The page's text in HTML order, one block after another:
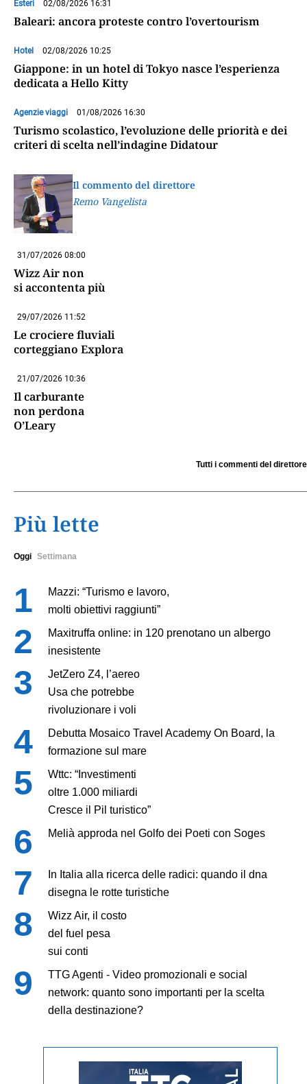
Esteri 02/08/2026 16:31
Baleari: ancora proteste contro l’overtourism
Hotel 02/08/2026 10:25
Giappone: in un hotel di Tokyo nasce l’esperienza
dedicata a Hello Kitty
Agenzie viaggi 01/08/2026 16:30
Turismo scolastico, l’evoluzione delle priorità e dei
criteri di scelta nell’indagine Didatour
Il commento del direttore
Remo Vangelista
31/07/2026 08:00
Wizz Air non
si accontenta più
29/07/2026 11:52
Le crociere fluviali
corteggiano Explora
21/07/2026 10:36
Il carburante
non perdona
O’Leary
Tutti i commenti del direttore
Più lette
Oggi Settimana
Mazzi: “Turismo e lavoro,
molti obiettivi raggiunti”
Maxitruffa online: in 120 prenotano un albergo
inesistente
JetZero Z4, l’aereo
Usa che potrebbe
rivoluzionare i voli
Debutta Mosaico Travel Academy On Board, la
formazione sul mare
Wttc: “Investimenti
oltre 1.000 miliardi
Cresce il Pil turistico”
Melià approda nel Golfo dei Poeti con Soges
In Italia alla ricerca delle radici: quando il dna
disegna le rotte turistiche
Wizz Air, il costo
del fuel pesa
sui conti
TTG Agenti - Video promozionali e social
network: quanto sono importanti per la scelta
della destinazione?